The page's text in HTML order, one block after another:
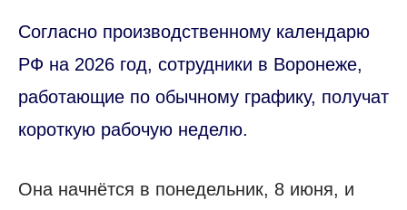
Согласно производственному календарю
РФ на 2026 год, сотрудники в Воронеже,
работающие по обычному графику, получат
короткую рабочую неделю.
Она начнётся в понедельник, 8 июня, и